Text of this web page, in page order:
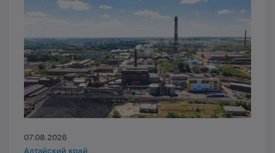
07.08.2026
Алтайский край